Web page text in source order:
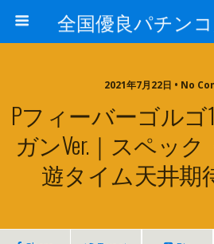
2021年7月22日 • No
Pフィーバーゴルゴ
ガンver.｜スペック
遊タイム天井期